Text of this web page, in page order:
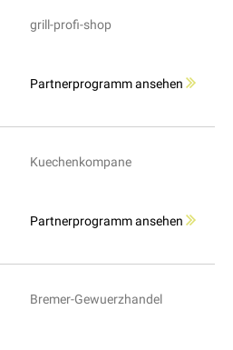
grill-profi-shop
Partnerprogramm ansehen
Kuechenkompane
Partnerprogramm ansehen
Bremer-Gewuerzhandel